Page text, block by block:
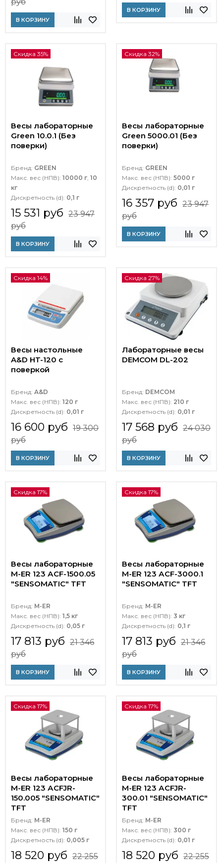
В КОРЗИНУ
В КОРЗИНУ
Скидка 35%
Весы лабораторные
Green 10.0.1 (Без
поверки)
Бренд: GREEN
Макс. вес (НПВ): 10000 г, 10
кг
Дискретность (d): 0,1 г
15 531 руб 23 947
руб
В КОРЗИНУ
Скидка 32%
Весы лабораторные
Green 5000.01 (Без
поверки)
Бренд: GREEN
Макс. вес (НПВ): 5000 г
Дискретность (d): 0,01 г
16 357 руб 23 947
руб
В КОРЗИНУ
Скидка 14%
Весы настольные
A&D HT-120 с
поверкой
Бренд: A&D
Макс. вес (НПВ): 120 г
Дискретность (d): 0,01 г
16 600 руб 19 300
руб
В КОРЗИНУ
Скидка 27%
Лабораторные весы
DEMCOM DL-202
Бренд: DEMCOM
Макс. вес (НПВ): 210 г
Дискретность (d): 0,01 г
17 568 руб 24 030
руб
В КОРЗИНУ
Скидка 17%
Весы лабораторные
M-ER 123 АCF-1500.05
"SENSOMATIC" TFT
Бренд: M-ER
Макс. вес (НПВ): 1,5 кг
Дискретность (d): 0,05 г
17 813 руб 21 346
руб
В КОРЗИНУ
Скидка 17%
Весы лабораторные
M-ER 123 АCF-3000.1
"SENSOMATIC" TFT
Бренд: M-ER
Макс. вес (НПВ): 3 кг
Дискретность (d): 0,1 г
17 813 руб 21 346
руб
В КОРЗИНУ
Скидка 17%
Весы лабораторные
M-ER 123 АCFJR-
150.005 "SENSOMATIC"
TFT
Бренд: M-ER
Макс. вес (НПВ): 150 г
Дискретность (d): 0,005 г
18 520 руб 22 255
Скидка 17%
Весы лабораторные
M-ER 123 АCFJR-
300.01 "SENSOMATIC"
TFT
Бренд: M-ER
Макс. вес (НПВ): 300 г
Дискретность (d): 0,01 г
18 520 руб 22 255